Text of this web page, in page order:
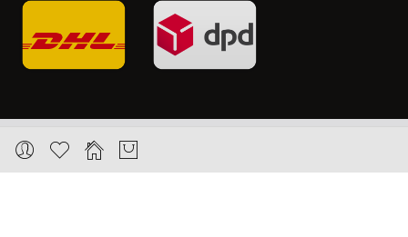
Copyright © 2026 Karat24.net